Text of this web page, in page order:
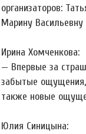
организаторов:
Марину Васильевну
Ирина Хомченкова:
— Впервые за
забытые
также новые
Юлия Синицына: